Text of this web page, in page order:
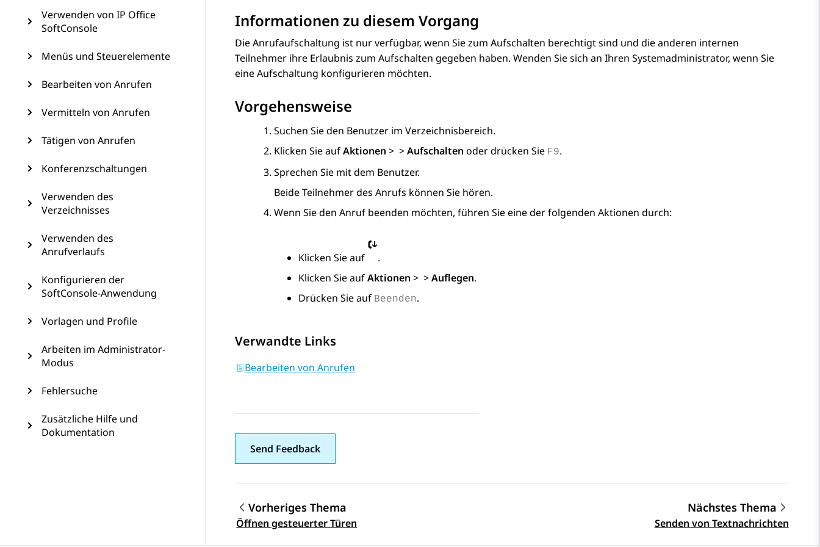
Verwenden von IP Office
SoftConsole
Menüs und Steuerelemente
Bearbeiten von Anrufen
Vermitteln von Anrufen
Tätigen von Anrufen
Konferenzschaltungen
Verwenden des
Verzeichnisses
Verwenden des
Anrufverlaufs
Konfigurieren der
SoftConsole-Anwendung
Vorlagen und Profile
Arbeiten im Administrator-
Modus
Fehlersuche
Zusätzliche Hilfe und
Dokumentation
Informationen zu diesem Vorgang
Die Anrufaufschaltung ist nur verfügbar, wenn Sie zum Aufschalten berechtigt sind und die anderen internen
Teilnehmer ihre Erlaubnis zum Aufschalten gegeben haben. Wenden Sie sich an Ihren Systemadministrator, wenn Sie
eine Aufschaltung konfigurieren möchten.
Vorgehensweise
Suchen Sie den Benutzer im Verzeichnisbereich.
Klicken Sie aufAktionen > >Aufschalten oder drücken Sie F9.
Sprechen Sie mit dem Benutzer.
Beide Teilnehmer des Anrufs können Sie hören.
Wenn Sie den Anruf beenden möchten, führen Sie eine der folgenden Aktionen durch:
Klicken Sie auf
.
Klicken Sie aufAktionen > >Auflegen.
Drücken Sie auf Beenden.
Verwandte Links
Bearbeiten von Anrufen
Send Feedback
Themennavigation
Vorheriges Thema
Öffnen gesteuerter Türen
Nächstes Thema
Senden von Textnachrichten